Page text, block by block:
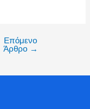
Επόμενο
Άρθρο →